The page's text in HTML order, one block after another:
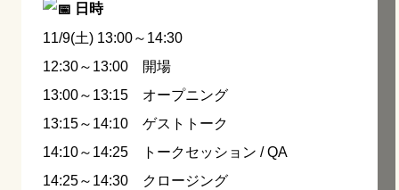
日時
11/9(土) 13:00～14:30
12:30～13:00 開場
13:00～13:15 オープニング
13:15～14:10 ゲストトーク
14:10～14:25 トークセッション / QA
14:25～14:30 クロージング